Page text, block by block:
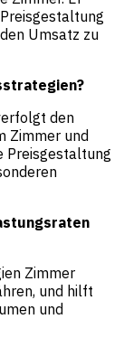
Umsatz zu
den
Zimmer und
Preisgestaltung
Zimmer
und hilft
und